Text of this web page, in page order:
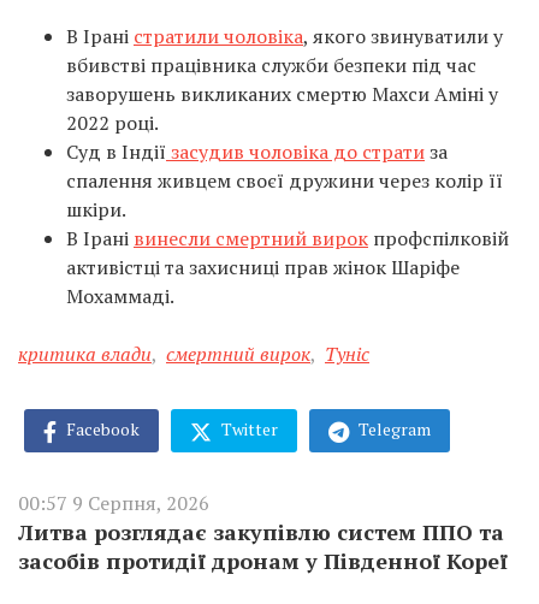
В Ірані стратили чоловіка, якого звинуватили у
вбивстві працівника служби безпеки під час
заворушень викликаних смертю Махси Аміні у
2022 році.
Суд в Індії засудив чоловіка до стратиза
спалення живцем своєї дружини через колір її
шкіри.
В Ірані винесли смертний вирок профспілковій
активістці та захисниці прав жінок Шаріфе
Мохаммаді.
критика влади, смертний вирок, Туніс
Facebook Twitter Telegram
00:57 9 Серпня, 2026
Литва розглядає закупівлю систем ППО та
засобів протидії дронам у Південної Кореї